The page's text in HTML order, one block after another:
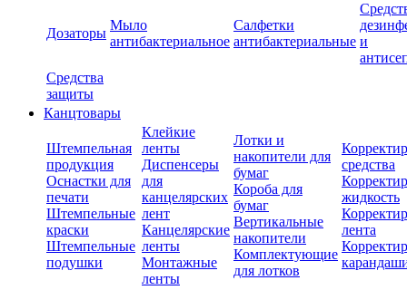
Дозаторы
Мыло
антибактериальное
Салфетки
антибактериальные и
Средства
защиты
Канцтовары
Штемпельная
продукция
Оснастки для
печати
Штемпельные
краски
Штемпельные
подушки
Клейкие
ленты
Диспенсеры
для
канцелярских
лент
Канцелярские
ленты
Монтажные
ленты
Лотки и
накопители для
бумаг
Короба для
бумаг
Вертикальные
накопители
Комплектующие
для лотков
средства
жидкость
лента